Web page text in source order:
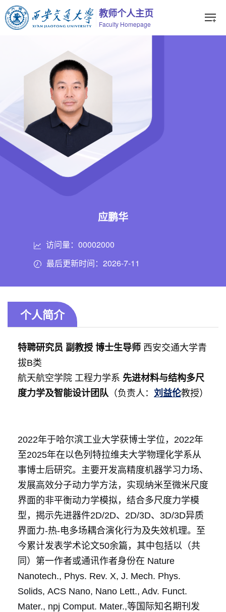
教师个人主页
Faculty Homepage
应鹏华
访问量：00002000
最后更新时间：2026-7-11
个人简介
特聘研究员 副教授 博士生导师 西安交通大学青
拔B类
航天航空学院 工程力学系 先进材料与结构多尺
度力学及智能设计团队 （负责人： 刘益伦教授）
2022年于哈尔滨工业大学获博士学位，2022年
至2025年在以色列特拉维夫大学物理化学系从
事博士后研究。主要开发高精度机器学习力场、
发展高效分子动力学方法，实现纳米至微米尺度
界面的非平衡动力学模拟，结合多尺度力学模
型，揭示先进器件2D/2D、2D/3D、3D/3D异质
界面力-热-电多场耦合演化行为及失效机理。至
今累计发表学术论文50余篇，其中包括以（共
同）第一作者或通讯作者身份在 Nature
Nanotech., Phys. Rev. X, J. Mech. Phys.
Solids, ACS Nano, Nano Lett., Adv. Funct.
Mater., npj Comput. Mater.,等国际知名期刊发